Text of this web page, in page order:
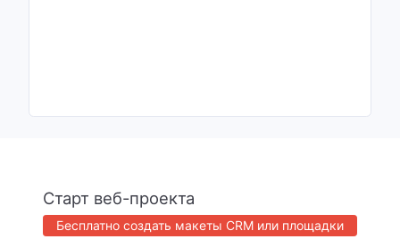
Старт веб-проекта
Бесплатно создать макеты CRM или площадки